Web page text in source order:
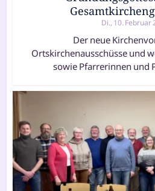
Di., 10. Februar
Der neue
Ortskirchenausschüsse und
sowie Pfarrerinnen und